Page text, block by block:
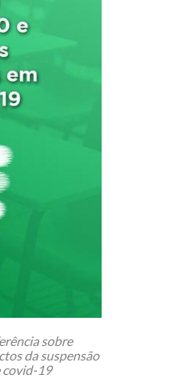
sobre
da suspensão
covid-19